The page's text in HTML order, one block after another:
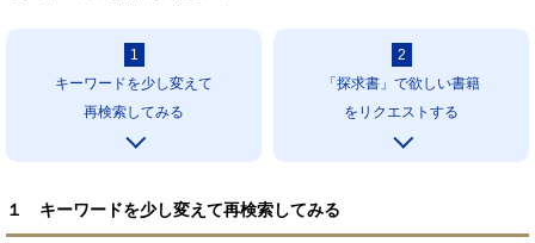
1
キーワードを少し変えて
再検索してみる
2
「探求書」で欲しい書籍
をリクエストする
１ キーワードを少し変えて再検索してみる